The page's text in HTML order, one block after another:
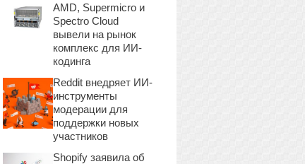
AMD, Supermicro и
Spectro Cloud
вывели на рынок
комплекс для ИИ-
кодинга
Reddit внедряет ИИ-
инструменты
модерации для
поддержки новых
участников
Shopify заявила об